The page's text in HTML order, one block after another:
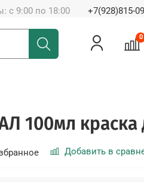
с 9:00 по 18:00 +7(928)815-
0
100мл краска
Добавить в